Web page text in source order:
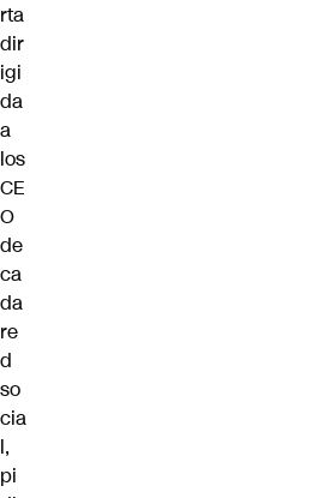
rta
dir
igi
da
a
los
CE
O
de
ca
da
re
d
so
cia
l,
pi